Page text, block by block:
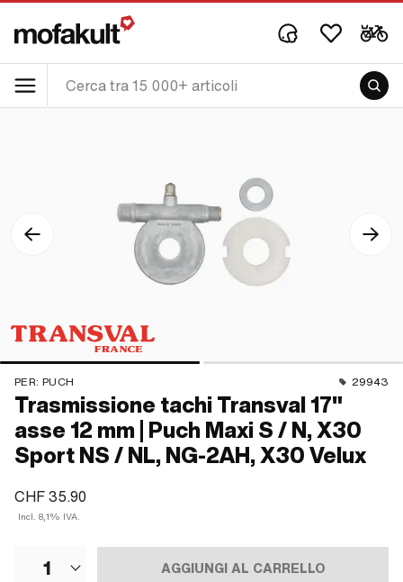
PER: PUCH 29943
Trasmissione tachi Transval 17"
asse 12 mm | Puch Maxi S / N, X30
Sport NS / NL, NG-2AH, X30 Velux
CHF 35.90
Incl. 8,1% IVA.
1 AGGIUNGI AL CARRELLO